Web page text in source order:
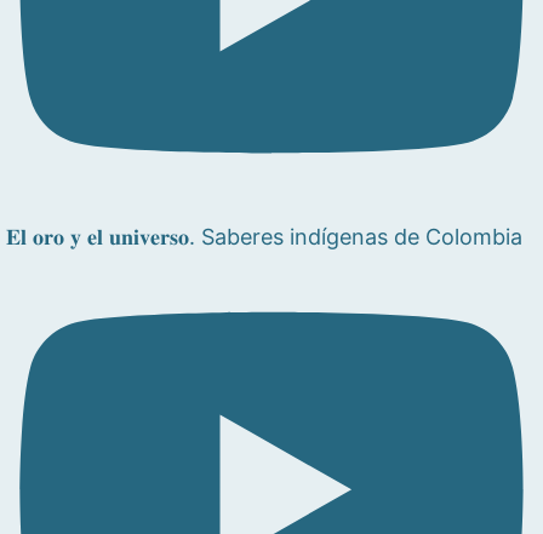
𝐄𝐥 𝐨𝐫𝐨 𝐲 𝐞𝐥 𝐮𝐧𝐢𝐯𝐞𝐫𝐬𝐨. Saberes indígenas de Colombia